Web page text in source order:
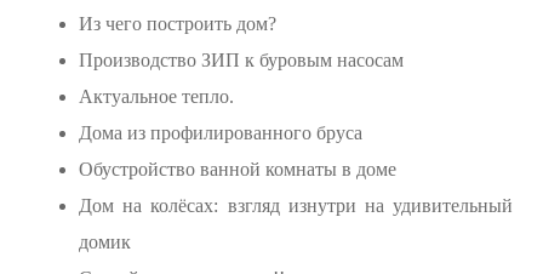
Из чего построить дом?
Производство ЗИП к буровым насосам
Актуальное тепло.
Дома из профилированного бруса
Обустройство ванной комнаты в доме
Дом на колёсах: взгляд изнутри на удивительный
домик